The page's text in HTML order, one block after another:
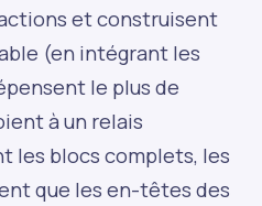
et construisent
(en intégrant les
le plus de
à un relais
les blocs complets, les
que les en-têtes des